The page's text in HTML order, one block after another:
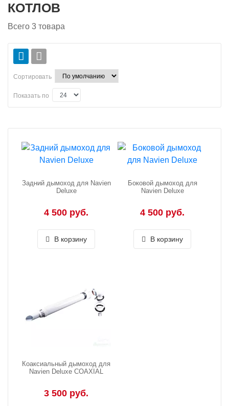
КОТЛОВ
Всего 3 товара
Сортировать
Показать по
Задний дымоход для Navien
Deluxe
4 500 руб.
В корзину
Боковой дымоход для
Navien Deluxe
4 500 руб.
В корзину
Коаксиальный дымоход для
Navien Deluxe COAXIAL
3 500 руб.